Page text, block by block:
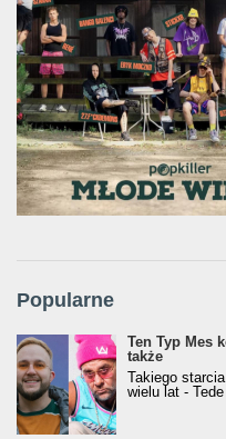
Popularne
Ten Typ Mes
także
Takiego
wielu lat - Tede